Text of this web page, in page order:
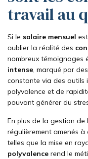
travail au
Si le salaire mensuel
oublier la réalité des
nombreux témoignages
intense, marqué par
constante via des outils
polyvalence et de
pouvant générer du
En plus de la gestion de
régulièrement amenés
telles que la mise en
polyvalence rend le